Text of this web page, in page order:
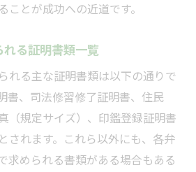
とが成功への近道です。
る証明書類一覧
れる主な証明書類は以下の通りで
書、司法修習修了証明書、住民
（規定サイズ）、印鑑登録証明書
されます。これら以外にも、各弁
求められる書類がある場合もある